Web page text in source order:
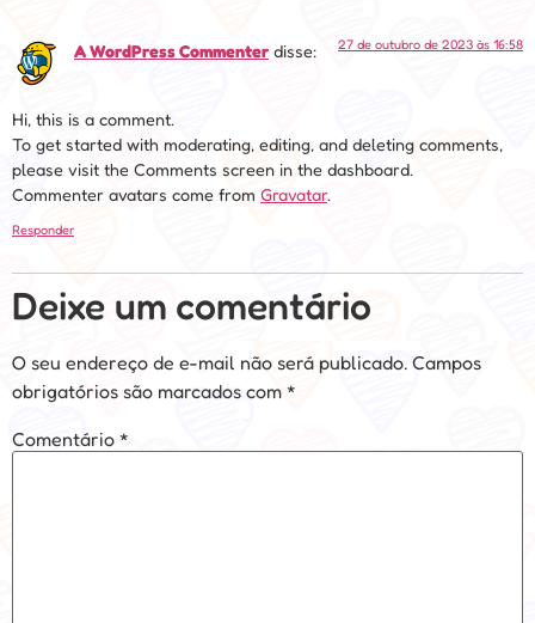
A WordPress Commenter disse: 27 de outubro de 2023 às 16:58
Hi, this is a comment.
To get started with moderating, editing, and deleting comments,
please visit the Comments screen in the dashboard.
Commenter avatars come from Gravatar.
Responder
Deixe um comentário
O seu endereço de e-mail não será publicado. Campos
obrigatórios são marcados com *
Comentário *